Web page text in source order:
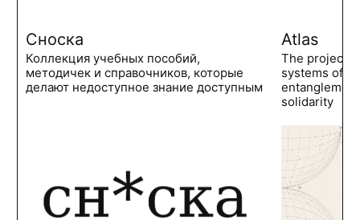
Сноска
Коллекция учебных пособий,
методичек и справочников, которые
делают недоступное знание доступным
Atlas
The project
systems of
solidarity